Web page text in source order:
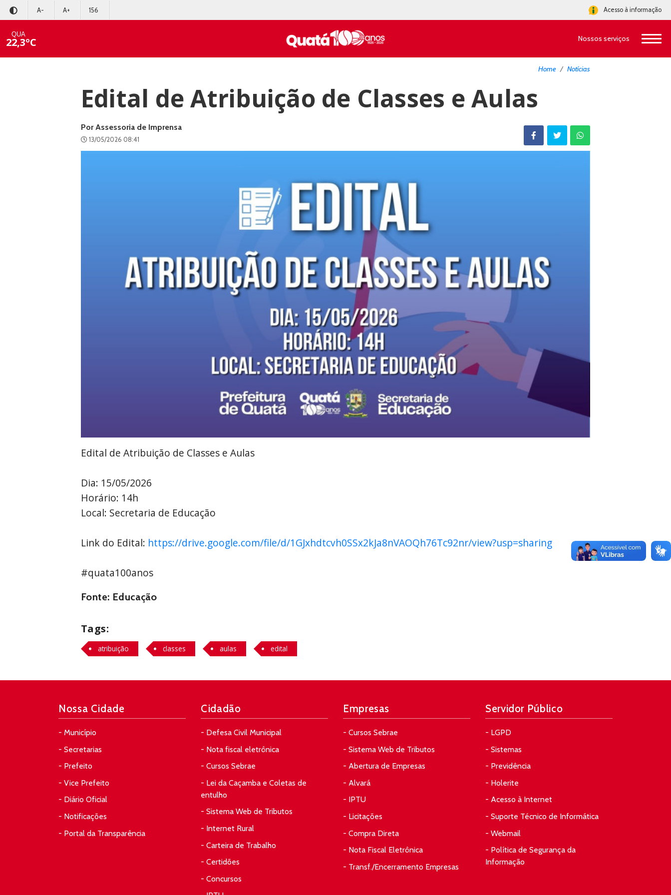
A- A+ 156
QUA
22,3ºC Nossos serviços
Acesso à informação
Home Notícias
Edital de Atribuição de Classes e Aulas
Por Assessoria de Imprensa
13/05/2026 08:41
Edital de Atribuição de Classes e Aulas
Dia: 15/05/2026
Horário: 14h
Local: Secretaria de Educação
Link do Edital: https://drive.google.com/file/d/1GJxhdtcvh0SSx2kJa8nVAOQh76Tc92nr/view?usp=sharing
#quata100anos
Fonte: Educação
Tags:
atribuição classes aulas edital
Nossa Cidade
- Município
- Secretarias
- Prefeito
- Vice Prefeito
- Diário Oficial
- Notificações
- Portal da Transparência
Cidadão
- Defesa Civil Municipal
- Nota fiscal eletrônica
- Cursos Sebrae
- Lei da Caçamba e Coletas de
entulho
- Sistema Web de Tributos
- Internet Rural
- Carteira de Trabalho
- Certidões
- Concursos
Empresas
- Cursos Sebrae
- Sistema Web de Tributos
- Abertura de Empresas
- Alvará
- IPTU
- Licitações
- Compra Direta
- Nota Fiscal Eletrônica
- Transf./Encerramento Empresas
Servidor Público
- LGPD
- Sistemas
- Previdência
- Holerite
- Acesso à Internet
- Suporte Técnico de Informática
- Webmail
- Política de Segurança da
Informação